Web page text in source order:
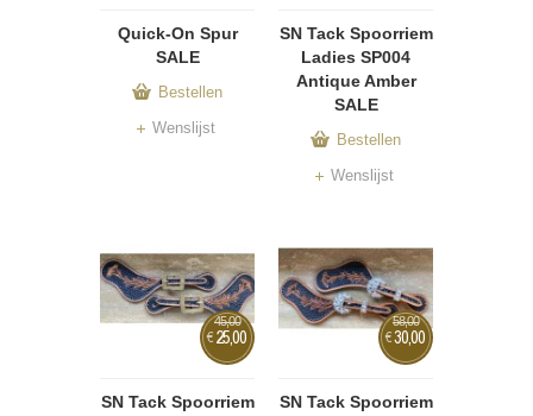
Quick-On Spur
SALE
Bestellen
Wenslijst
SN Tack Spoorriem
Ladies SP004
Antique Amber
SALE
Bestellen
Wenslijst
SN Tack Spoorriem
45,00
€25,00
SN Tack Spoorriem
58,00
€30,00